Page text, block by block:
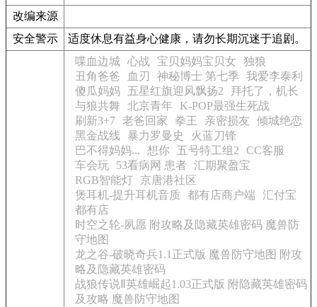
改编来源
安全警示
适度休息有益身心健康，请勿长期沉迷于追剧。
喋血边城 心战 宝贝妈妈宝贝女 独狼
丑角爸爸
血刃 神秘博士 第七季
我爱李泰利
傻瓜妈妈
五星红旗迎风飘扬2
拜托了，机长
与狼共舞
北京青年
K-POP最强生死战
刷新3+7 老爸回家 拳王 亲密损友
倾城绝恋
黑金战线
暴力罗曼史
火蓝刀锋
巴不得妈妈...
想你 五号特工组2
CC客服
车会玩
53看病网 患者
汇期聚盈宝
RGB智能灯
京唐港社区
煲耳机-提升耳机音质
都有店商户端
汇付宝
都有店
时空之轮-夙愿 附攻略及隐藏英雄密码 魔兽防
守地图
龙之谷-破晓奇兵1.1正式版 魔兽防守地图 附攻
略及隐藏英雄密码
战狼传说Ⅱ英雄崛起1.03正式版 附隐藏英雄密码
及攻略 魔兽防守地图